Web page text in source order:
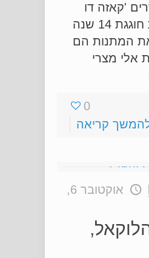
'קאזה דו
ברזיל' באילת חוגגת 14 שנה
המתנות הם
אלי מצרי
0
קריאה
אוקטובר 6,